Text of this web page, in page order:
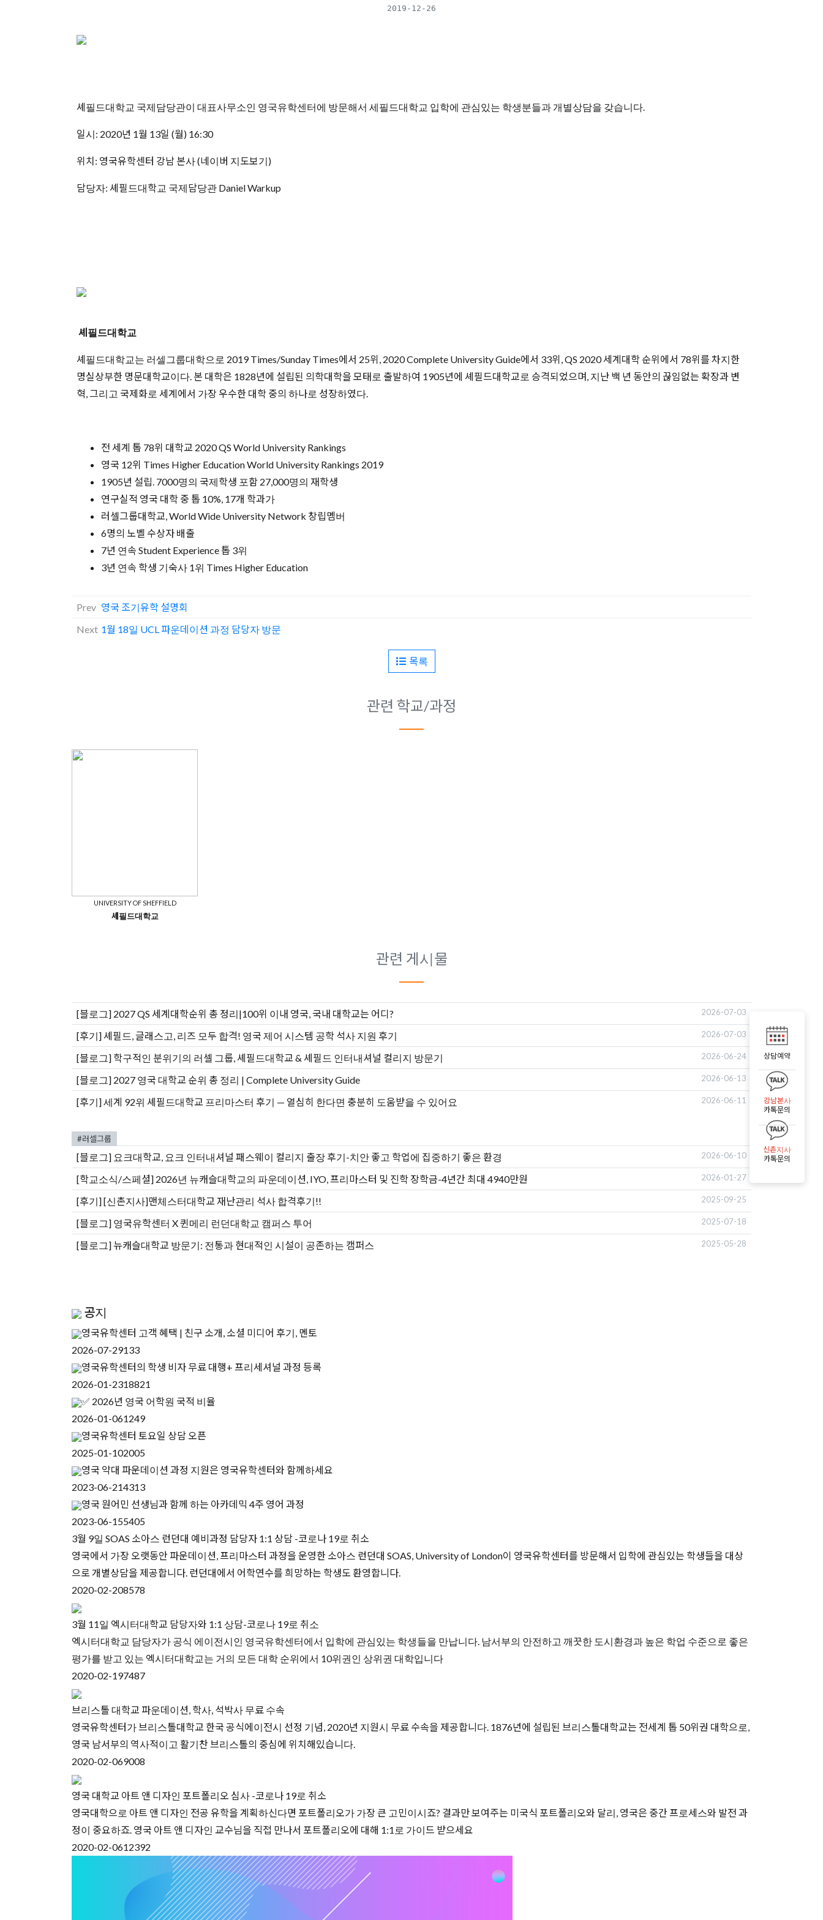
상담예약
강남본사
카톡문의
신촌지사
카톡문의
2019-12-26
셰필드대학교 국제담당관이 대표사무소인 영국유학센터에 방문해서 세필드대학교 입학에 관심있는 학생분들과 개별상담을 갖습니다.
일시: 2020년 1월 13일 (월) 16:30
위치: 영국유학센터 강남 본사 (네이버 지도보기)
담당자: 셰필드대학교 국제담당관 Daniel Warkup
셰필드대학교
셰필드대학교는 러셀그룹대학으로 2019 Times/Sunday Times에서 25위, 2020 Complete University Guide에서 33위, QS 2020 세계대학 순위에서 78위를 차지한
명실상부한 명문대학교이다. 본 대학은 1828년에 설립된 의학대학을 모태로 출발하여 1905년에 셰필드대학교로 승격되었으며, 지난 백 년 동안의 끊임없는 확장과 변
혁, 그리고 국제화로 세계에서 가장 우수한 대학 중의 하나로 성장하였다.
전 세계 톱 78위 대학교 2020 QS World University Rankings
영국 12위 Times Higher Education World University Rankings 2019
1905년 설립. 7000명의 국제학생 포함 27,000명의 재학생
연구실적 영국 대학 중 톱 10%, 17개 학과가
러셀그룹대학교, World Wide University Network 창립멤버
6명의 노벨 수상자 배출
7년 연속 Student Experience 톱 3위
3년 연속 학생 기숙사 1위 Times Higher Education
Prev 영국 조기유학 설명회
Next 1월 18일 UCL 파운데이션 과정 담당자 방문
목록
관련 학교/과정
UNIVERSITY OF SHEFFIELD
셰필드대학교
관련 게시물
[블로그] 2027 QS 세계대학순위 총 정리|100위 이내 영국, 국내 대학교는 어디? 2026-07-03
[후기]셰필드, 글래스고, 리즈 모두 합격! 영국 제어 시스템 공학 석사 지원 후기 2026-07-03
[블로그] 학구적인 분위기의 러셀 그룹, 셰필드대학교 & 셰필드 인터내셔널 컬리지 방문기 2026-06-24
[블로그] 2027 영국 대학교 순위 총 정리 | Complete University Guide 2026-06-13
[후기]세계 92위 셰필드대학교 프리마스터 후기 — 열심히 한다면 충분히 도움받을 수 있어요 2026-06-11
#러셀그룹
[블로그] 요크대학교, 요크 인터내셔널 패스웨이 컬리지 출장 후기-치안 좋고 학업에 집중하기 좋은 환경 2026-06-10
[학교소식/스페셜] 2026년 뉴캐슬대학교의 파운데이션, IYO, 프리마스터 및 진학 장학금-4년간 최대 4940만원 2026-01-27
[후기][신촌지사]맨체스터대학교 재난관리 석사 합격후기!! 2025-09-25
[블로그] 영국유학센터 X 퀸메리 런던대학교 캠퍼스 투어 2025-07-18
[블로그]뉴캐슬대학교 방문기: 전통과 현대적인 시설이 공존하는 캠퍼스 2025-05-28
공지
영국유학센터 고객 혜택 | 친구 소개, 소셜 미디어 후기, 멘토
2026-07-29133
영국유학센터의 학생 비자 무료 대행+ 프리세셔널 과정 등록
2026-01-2318821
✅ 2026년 영국 어학원 국적 비율
2026-01-061249
영국유학센터 토요일 상담 오픈
2025-01-102005
영국 약대 파운데이션 과정 지원은 영국유학센터와 함께하세요
2023-06-214313
영국 원어민 선생님과 함께 하는 아카데믹 4주 영어 과정
2023-06-155405
3월 9일 SOAS 소아스 런던대 예비과정 담당자 1:1 상담 -코로나 19로 취소
영국에서 가장 오랫동안 파운데이션, 프리마스터 과정을 운영한 소아스 런던대 SOAS, University of London이 영국유학센터를 방문해서 입학에 관심있는 학생들을 대상
으로 개별상담을 제공합니다. 런던대에서 어학연수를 희망하는 학생도 환영합니다.
2020-02-208578
3월 11일 엑시터대학교 담당자와 1:1 상담-코로나 19로 취소
엑시터대학교 담당자가 공식 에이전시인 영국유학센터에서 입학에 관심있는 학생들을 만납니다. 남서부의 안전하고 깨끗한 도시환경과 높은 학업 수준으로 좋은
평가를 받고 있는 엑시터대학교는 거의 모든 대학 순위에서 10위권인 상위권 대학입니다
2020-02-197487
브리스톨 대학교 파운데이션, 학사, 석박사 무료 수속
영국유학센터가 브리스톨대학교 한국 공식에이전시 선정 기념, 2020년 지원시 무료 수속을 제공합니다. 1876년에 설립된 브리스톨대학교는 전세계 톱 50위권 대학으로,
영국 남서부의 역사적이고 활기찬 브리스톨의 중심에 위치해있습니다.
2020-02-069008
영국 대학교 아트 앤 디자인 포트폴리오 심사 -코로나 19로 취소
영국대학으로 아트 앤 디자인 전공 유학을 계획하신다면 포트폴리오가 가장 큰 고민이시죠? 결과만 보여주는 미국식 포트폴리오와 달리, 영국은 중간 프로세스와 발전 과
정이 중요하죠. 영국 아트 앤 디자인 교수님을 직접 만나서 포트폴리오에 대해 1:1로 가이드 받으세요
2020-02-0612392